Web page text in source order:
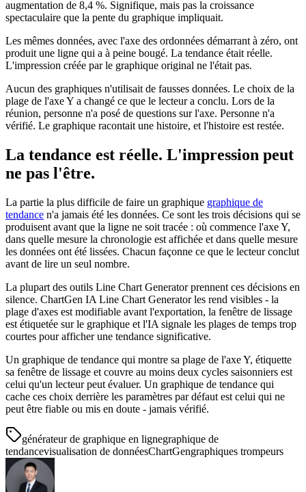
augmentation de 8,4 %. Signifique, mais pas la croissance
spectaculaire que la pente du graphique impliquait.
Les mêmes données, avec l'axe des ordonnées démarrant à zéro, ont
produit une ligne qui a à peine bougé. La tendance était réelle.
L'impression créée par le graphique original ne l'était pas.
Aucun des graphiques n'utilisait de fausses données. Le choix de la
plage de l'axe Y a changé ce que le lecteur a conclu. Lors de la
réunion, personne n'a posé de questions sur l'axe. Personne n'a
vérifié. Le graphique racontait une histoire, et l'histoire est restée.
La tendance est réelle. L'impression peut
ne pas l'être.
La partie la plus difficile de faire un graphique graphique de
tendance n'a jamais été les données. Ce sont les trois décisions qui se
produisent avant que la ligne ne soit tracée : où commence l'axe Y,
dans quelle mesure la chronologie est affichée et dans quelle mesure
les données ont été lissées. Chacun façonne ce que le lecteur conclut
avant de lire un seul nombre.
La plupart des outils Line Chart Generator prennent ces décisions en
silence. ChartGen IA Line Chart Generator les rend visibles - la
plage d'axes est modifiable avant l'exportation, la fenêtre de lissage
est étiquetée sur le graphique et l'IA signale les plages de temps trop
courtes pour afficher une tendance significative.
Un graphique de tendance qui montre sa plage de l'axe Y, étiquette
sa fenêtre de lissage et couvre au moins deux cycles saisonniers est
celui qu'un lecteur peut évaluer. Un graphique de tendance qui
cache ces choix derrière les paramètres par défaut est celui qui ne
peut être fiable ou mis en doute - jamais vérifié.
générateur de graphique en lignegraphique de
tendancevisualisation de donnéesChartGengraphiques trompeurs